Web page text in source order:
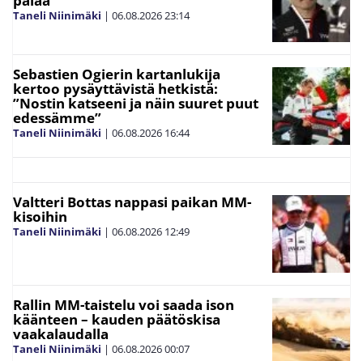
Taneli Niinimäki | 06.08.202623:14
Sebastien Ogierin kartanlukija
kertoo pysäyttävistä hetkistä:
”Nostin katseeni ja näin suuret puut
edessämme”
Taneli Niinimäki | 06.08.2026 16:44
Valtteri Bottas nappasi paikan MM-
kisoihin
Taneli Niinimäki | 06.08.2026 12:49
Rallin MM-taistelu voi saada ison
käänteen – kauden päätöskisa
vaakalaudalla
Taneli Niinimäki | 06.08.202600:07